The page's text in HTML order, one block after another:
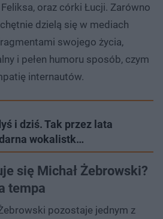
oraz córki Łucji. Zarówno
dzielą się w mediach
swojego życia,
i pełen humoru sposób, czym
internautów.
i dziś. Tak przez lata
wokalistk…
się Michał Żebrowski?
tempa
pozostaje jednym z